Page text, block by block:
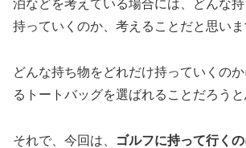
泊などを考えている場合には、どんな
持っていくのか、考えることだと思いま
どんな持ち物をどれだけ持っていくの
るトートバッグを選ばれることだろうと
それで、今回は、
ゴルフに持って行く